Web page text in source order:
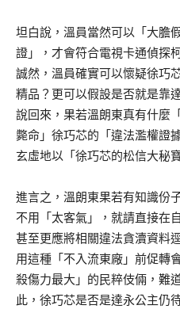
坦白說，溫員當然可以「大膽
證」，才會符合電視卡通偵探
誠然，溫員確實可以懷疑徐巧
精品？更可以假設是否就是靠
說回來，果若溫朗東真有什麼
斃命」徐巧芯的「違法濫權證
玄虛地以「徐巧芯的松信大秘
進言之，溫朗東果若有知識份
不用「太客氣」，就請直接在
甚至更應將相關違法貪瀆資料
用這種「不入流東廠」前促轉
殺傷力最大」的民粹伎倆，難
此，徐巧芯是否是達永公主仍